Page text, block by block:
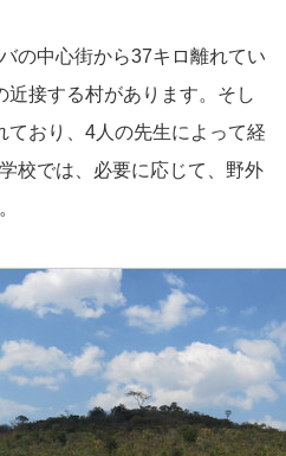
の中心街から37キロ離れてい
近接する村があります。そし
ており、4人の先生によって経
校では、必要に応じて、野外